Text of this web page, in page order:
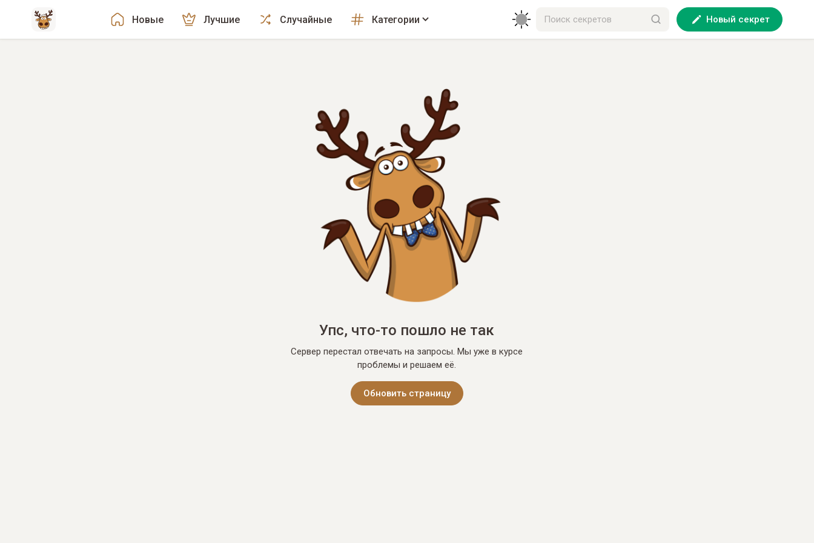
Новые Лучшие Случайные Категории Новый секрет
Упс, что-то пошло не так
Сервер перестал отвечать на запросы. Мы уже в курсе
проблемы и решаем её.
Обновить страницу